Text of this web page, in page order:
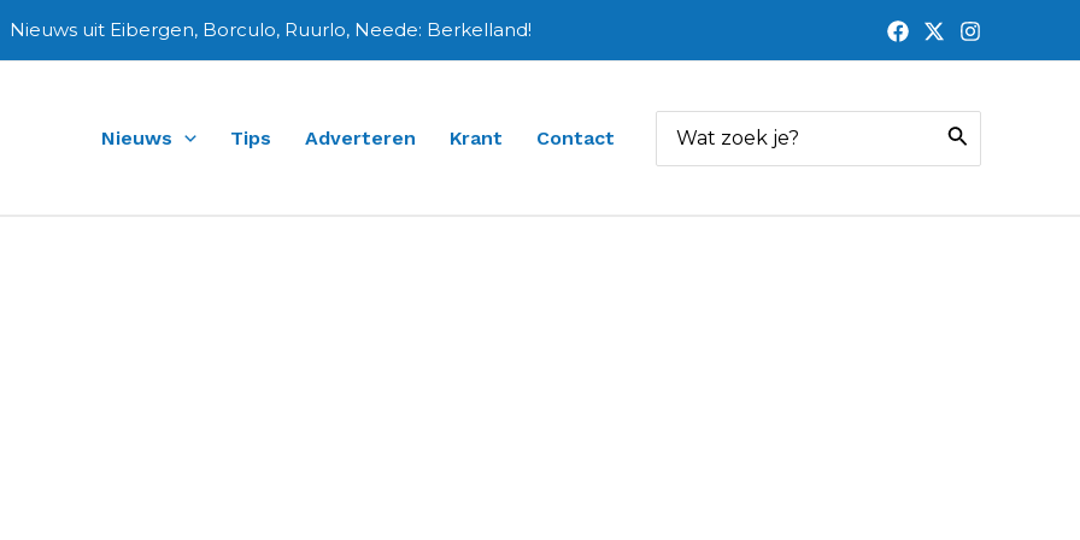
Nieuws uit Eibergen, Borculo, Ruurlo, Neede: Berkelland!
Nieuws Tips Adverteren Krant Contact
naar: